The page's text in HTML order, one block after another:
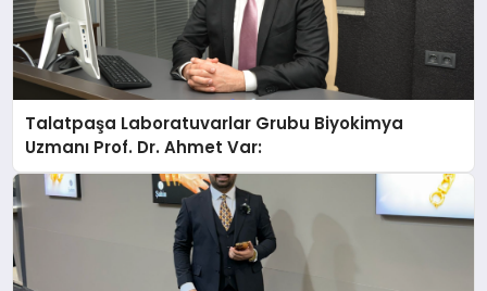
Talatpaşa Laboratuvarlar Grubu Biyokimya
Uzmanı Prof. Dr. Ahmet Var: